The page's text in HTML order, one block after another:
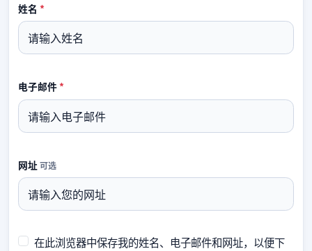
姓名 *必填
电子邮件*必填
网址 可选
在此浏览器中保存我的姓名、电子邮件和网址，以便下